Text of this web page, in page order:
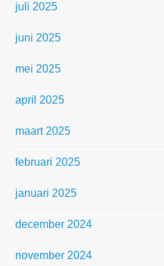
juli 2025
juni 2025
mei 2025
april 2025
maart 2025
februari 2025
januari 2025
december 2024
november 2024